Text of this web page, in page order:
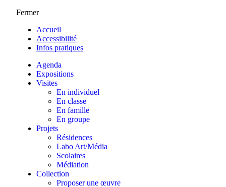
Fermer
Accueil
Accessibilité
Infos pratiques
Agenda
Expositions
Visites
En individuel
En classe
En famille
En groupe
Projets
Résidences
Labo Art/Média
Scolaires
Médiation
Collection
Proposer une œuvre